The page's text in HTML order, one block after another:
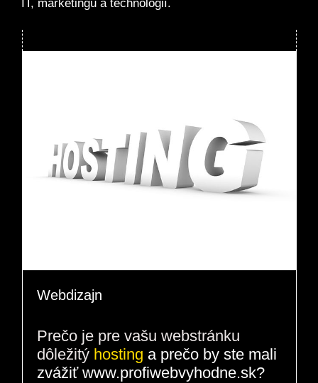
IT, marketingu a technológií.
Webdizajn
Prečo je pre vašu webstránku
dôležitý hosting a prečo by ste mali
zvážiť www.profiwebvyhodne.sk?